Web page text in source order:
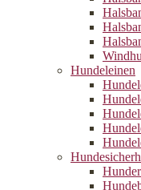
Hundeleinen